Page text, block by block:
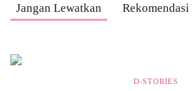
Jangan Lewatkan Rekomendasi
D-STORIES